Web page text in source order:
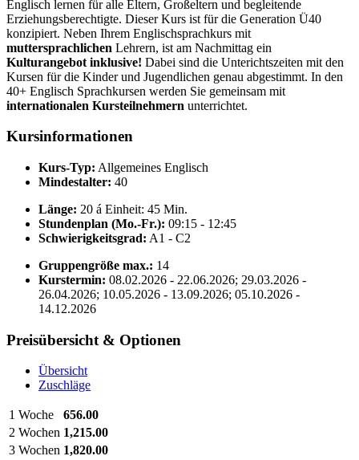
Englisch lernen für alle Eltern, Großeltern und begleitende
Erziehungsberechtigte. Dieser Kurs ist für die Generation Ü40
konzipiert. Neben Ihrem Englischsprachkurs mit
muttersprachlichen Lehrern, ist am Nachmittag ein
Kulturangebot inklusive! Dabei sind die Unterichtszeiten mit den
Kursen für die Kinder und Jugendlichen genau abgestimmt. In den
40+ Englisch Sprachkursen werden Sie gemeinsam mit
internationalen Kursteilnehmern unterrichtet.
Kursinformationen
Kurs-Typ: Allgemeines Englisch
Mindestalter: 40
Länge: 20 á Einheit: 45 Min.
Stundenplan (Mo.-Fr.): 09:15 - 12:45
Schwierigkeitsgrad: A1 - C2
Gruppengröße max.: 14
Kurstermin: 08.02.2026 - 22.06.2026; 29.03.2026 -
26.04.2026; 10.05.2026 - 13.09.2026; 05.10.2026 -
14.12.2026
Preisübersicht & Optionen
Übersicht
Zuschläge
1 Woche
656.00
2 Wochen 1,215.00
3 Wochen 1,820.00